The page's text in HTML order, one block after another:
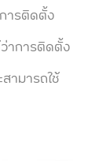
ารติดตั้ง
าการติดตั้ง
ามารถใช้